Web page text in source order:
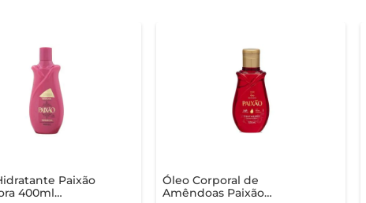
Paixão
400ml
Óleo Corporal de
Amêndoas Paixão